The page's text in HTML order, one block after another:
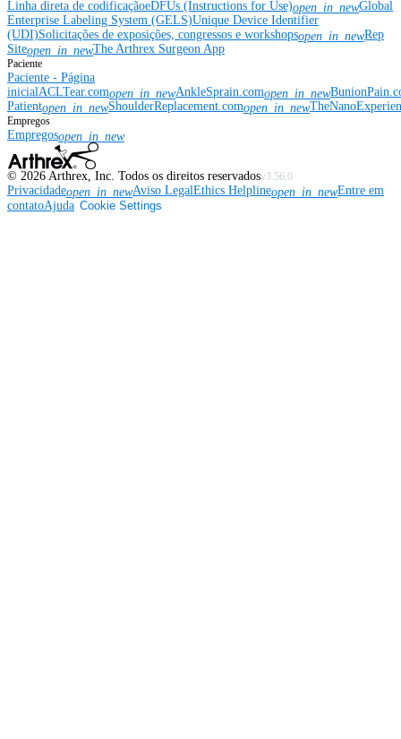
Linha direta de codificaçãoeDFUs (Instructions for Use)open_in_newGlobal
Enterprise Labeling System (GELS)Unique Device Identifier
(UDI)Solicitações de exposições, congressos e workshopsopen_in_newRep
Siteopen_in_newThe Arthrex Surgeon App
Paciente
Paciente - Página
inicialACLTear.comopen_in_newAnkleSprain.comopen_in_new
Patientopen_in_newShoulderReplacement.comopen_in_new
Empregos
Empregosopen_in_new
© 2026 Arthrex, Inc. Todos os direitos reservadosv3.56.0
Privacidadeopen_in_newAviso LegalEthics Helplineopen_in_newEntre em
contatoAjuda Cookie Settings